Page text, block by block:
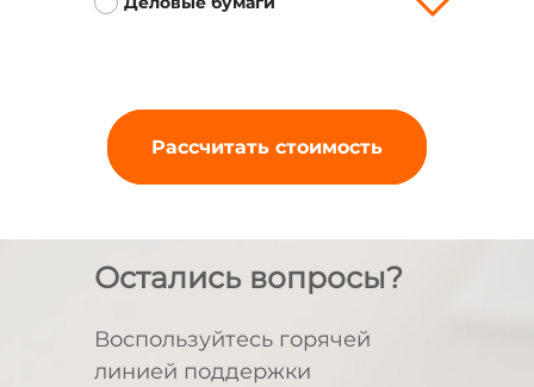
Рассчитать стоимость
Остались вопросы?
Воспользуйтесь горячей
линией поддержки